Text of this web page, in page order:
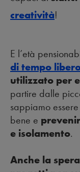
creatività!
E l’età
di tempo
utilizzato per
partire dalle
sappiamo
bene e
e isolamento.
Anche la